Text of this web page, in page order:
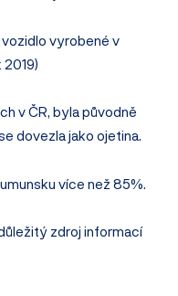
vyrobené v
v ČR, byla původně
dovezla jako ojetina.
více než 85%.
zdroj informací